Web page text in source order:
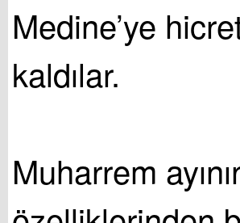
Medine’ye
kaldılar.
Muharrem